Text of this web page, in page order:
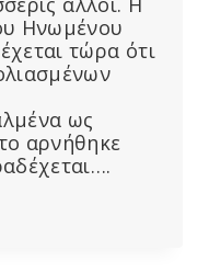
Ηνωμένου
τώρα ότι
ως
αρνήθηκε